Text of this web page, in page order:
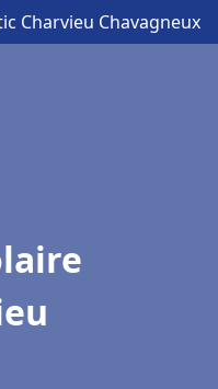
Charvieu Chavagneux